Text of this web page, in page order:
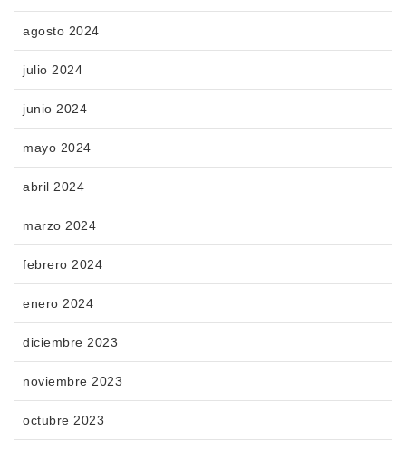
agosto 2024
julio 2024
junio 2024
mayo 2024
abril 2024
marzo 2024
febrero 2024
enero 2024
diciembre 2023
noviembre 2023
octubre 2023